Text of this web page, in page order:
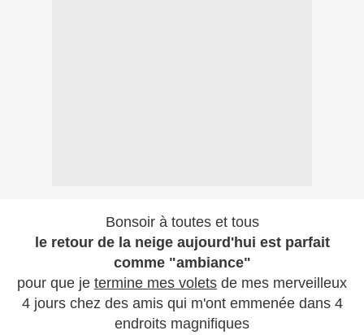
Bonsoir à toutes et tous
le retour de la neige aujourd'hui est parfait
comme "ambiance"
pour que je termine mes volets de mes merveilleux
4 jours chez des amis qui m'ont emmenée dans 4
endroits magnifiques